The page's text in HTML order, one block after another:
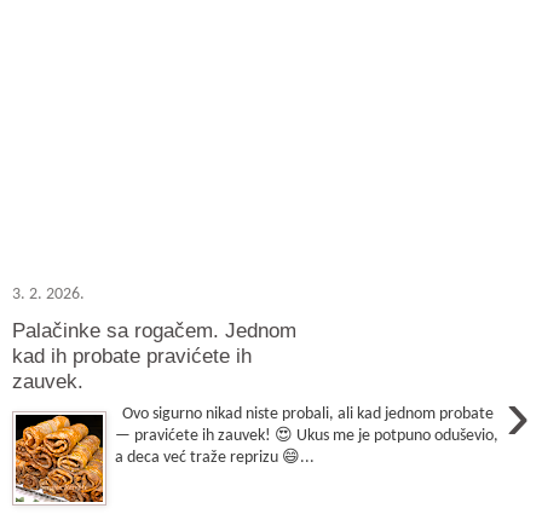
3. 2. 2026.
Palačinke sa rogačem. Jednom
kad ih probate pravićete ih
zauvek.
›
Ovo sigurno nikad niste probali, ali kad jednom probate
— pravićete ih zauvek! 😍 Ukus me je potpuno oduševio,
a deca već traže reprizu 😄...